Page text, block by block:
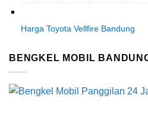
Harga Toyota Vellfire Bandung
BENGKEL MOBIL